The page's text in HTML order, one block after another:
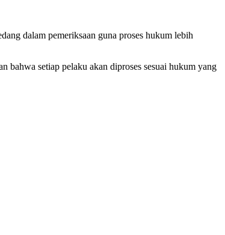
dalam pemeriksaan guna proses hukum lebih
bahwa setiap pelaku akan diproses sesuai hukum yang